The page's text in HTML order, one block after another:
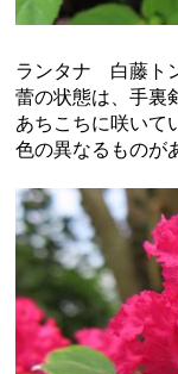
ランタナ 白藤ト
蕾の状態は、手裏
あちこちに咲いて
色の異なるものが